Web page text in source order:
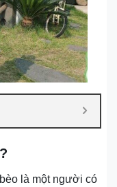
là một người có